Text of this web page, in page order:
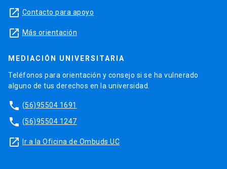
launch Contacto para apoyo
launch Más orientación
MEDIACIÓN UNIVERSITARIA
Teléfonos para orientación y consejo si se ha vulnerado
alguno de tus derechos en la universidad.
phone (56)95504 1691
phone (56)95504 1247
launch Ir a la Oficina de Ombuds UC